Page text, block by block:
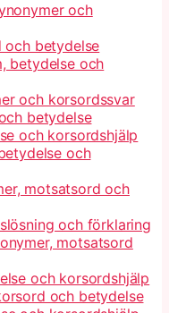
och
och betydelse
betydelse och
och korsordssvar
betydelse
och korsordshjälp
och
motsatsord och
och förklaring
motsatsord
och korsordshjälp
och betydelse